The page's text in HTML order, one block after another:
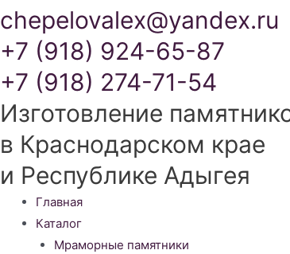
chepelovalex@yandex.ru
+7 (918) 924-65-87
+7 (918) 274-71-54
Изготовление
в Краснодарском крае
и Республике Адыгея
Меню
Главная
Каталог
Мраморные памятники